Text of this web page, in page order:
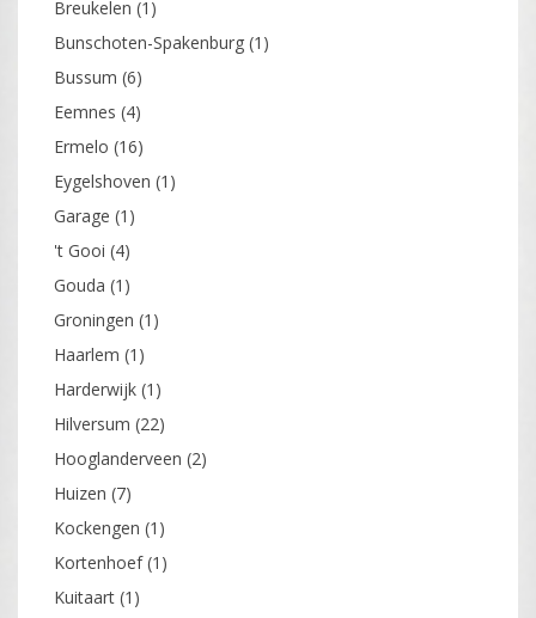
Breukelen (1)
Bunschoten-Spakenburg (1)
Bussum (6)
Eemnes (4)
Ermelo (16)
Eygelshoven (1)
Garage (1)
't Gooi (4)
Gouda (1)
Groningen (1)
Haarlem (1)
Harderwijk (1)
Hilversum (22)
Hooglanderveen (2)
Huizen (7)
Kockengen (1)
Kortenhoef(1)
Kuitaart (1)